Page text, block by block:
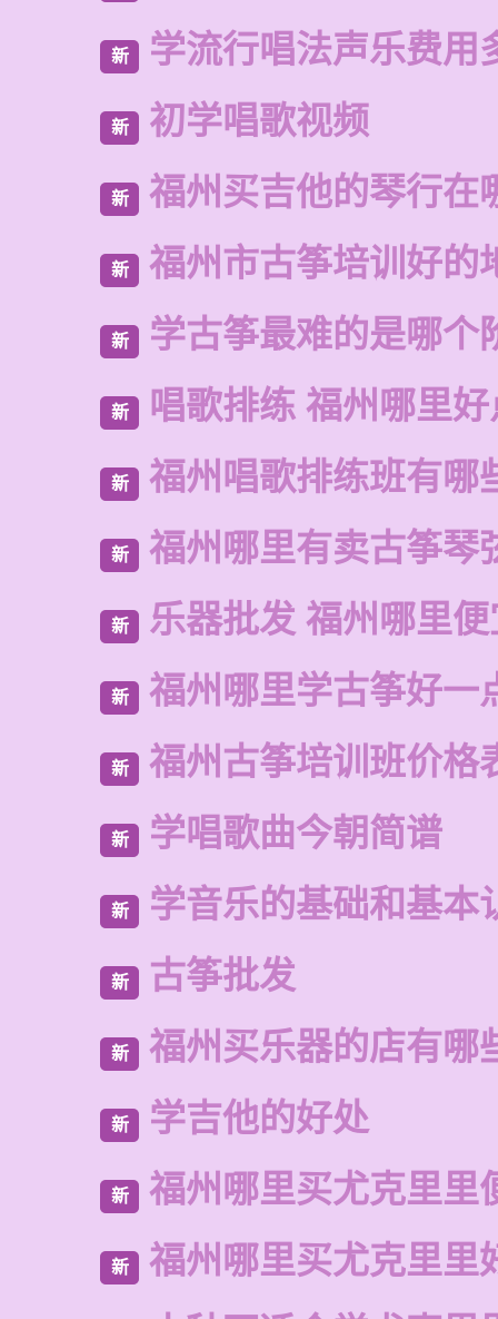
新 学流行唱法声乐费用
新 初学唱歌视频
新 福州买吉他的琴行在
新 福州市古筝培训好的
新 学古筝最难的是哪个
新 唱歌排练 福州哪里好
新 福州唱歌排练班有哪
新 福州哪里有卖古筝琴
新 乐器批发 福州哪里
新 福州哪里学古筝好一
新 福州古筝培训班价格
新 学唱歌曲今朝简谱
新 学音乐的基础和基本
新 古筝批发
新 福州买乐器的店有哪
新 学吉他的好处
新 福州哪里买尤克里里
新
福州哪里买尤克里里